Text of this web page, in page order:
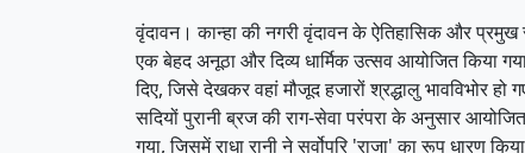
​वृंदावन। कान्हा की नगरी वृंदावन के ऐतिहासिक और प्रमुख
एक बेहद अनूठा और दिव्य धार्मिक उत्सव आयोजित किया
दिए, जिसे देखकर वहां मौजूद हजारों श्रद्धालु भावविभोर
​सदियों पुरानी ब्रज की राग-सेवा परंपरा के अनुसार
गया, जिसमें राधा रानी ने सर्वोपरि 'राजा' का रूप धारण